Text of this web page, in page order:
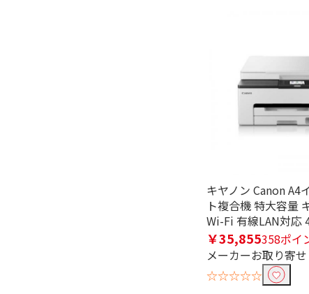
キヤノン Canon A4
ト複合機 特大容量
Wi-Fi 有線LAN対
￥35,855358ポイ
メーカーお取り寄せ
☆☆☆☆☆
自動両面プリントで絞り込む
非対
無線・有線LANで絞り込む
無線＆
スマホ接続で絞り込む
非対応